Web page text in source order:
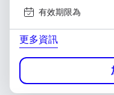
有效期限為
更多資訊